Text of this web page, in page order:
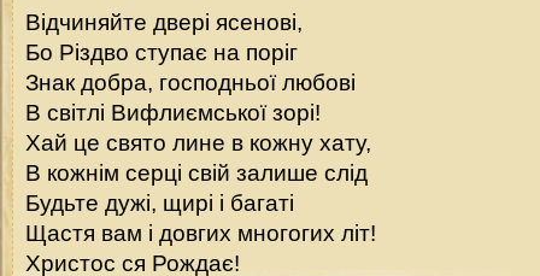
Відчиняйте двері ясенові,
Бо Різдво ступає на поріг
Знак добра, господньої любові
В світлі Вифлиємської зорі!
Хай це свято лине в кожну хату,
В кожнім серці свій залише слід
Будьте дужі, щирі і багаті
Щастя вам і довгих многогих літ!
Христос ся Рождає!